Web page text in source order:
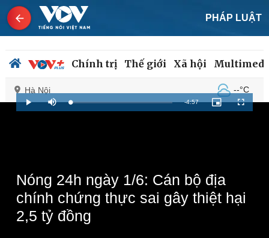
PHÁP LUẬT
Chính trị Thế giới Xã hội
Hà Nội --°C
Tổ chức nhân sự
Quốc hội
Nhận diện sự thật
Dự báo thời tiết
Giáo dục
Dấu ấn VOV
Play Mute Loaded:
1.67%
Remaining
-4:57
Picture-
in-
Fullscreen
Nóng 24h ngày 1/6: Cán bộ địa
chính chứng thực sai gây thiệt hại
2,5 tỷ đồng